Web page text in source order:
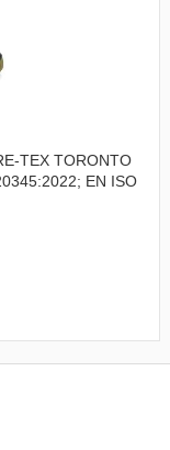
TEX TORONTO
EN ISO